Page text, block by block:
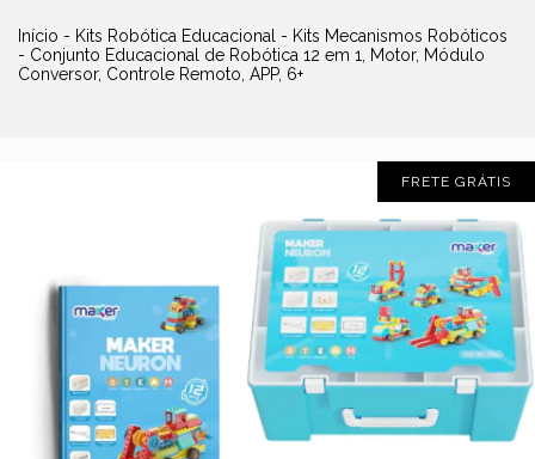
Início - Kits Robótica Educacional - Kits Mecanismos Robóticos
- Conjunto Educacional de Robótica 12 em 1, Motor, Módulo
Conversor, Controle Remoto, APP, 6+
FRETE GRÁTIS